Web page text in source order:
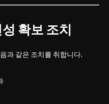
확보 조치
과 같은 조치를 취합니다.